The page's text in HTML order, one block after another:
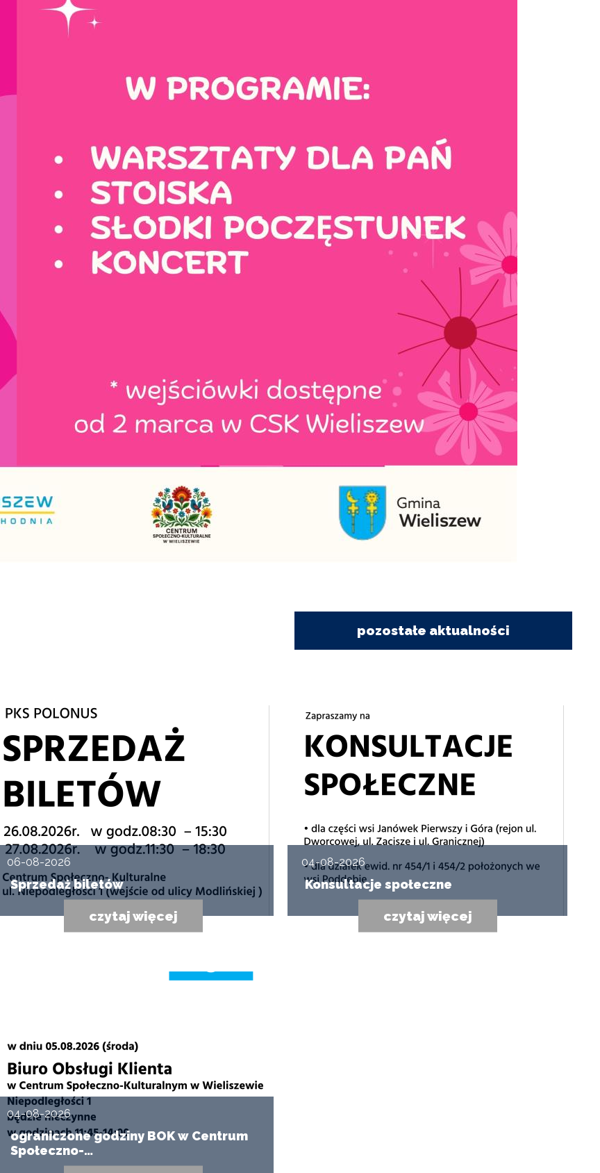
pozostałe aktualności
06-08-2026
Sprzedaż biletów
czytaj więcej
04-08-2026
Konsultacje społeczne
czytaj więcej
04-08-2026
ograniczone godziny BOK w Centrum
Społeczno-…